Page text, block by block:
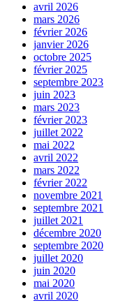
avril 2026
mars 2026
février 2026
janvier 2026
octobre 2025
février 2025
septembre 2023
juin 2023
mars 2023
février 2023
juillet 2022
mai 2022
avril 2022
mars 2022
février 2022
novembre 2021
septembre 2021
juillet 2021
décembre 2020
septembre 2020
juillet 2020
juin 2020
mai 2020
avril 2020